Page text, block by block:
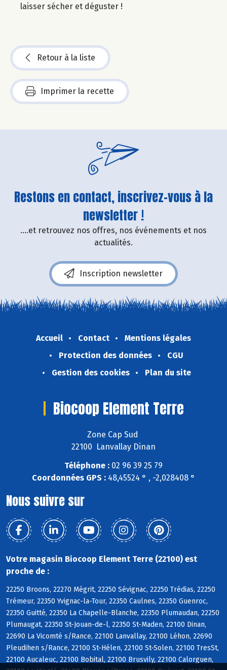
laisser sécher et déguster !
Retour à la liste
Imprimer la recette
Restons en contact, inscrivez-vous à la
newsletter !
....et retrouvez nos offres, nos événements et nos
actualités.
Inscription newsletter
Accueil Contact
Mentions légales
Protection des données
CGU
Gestion des cookies
Plan du site
Biocoop Element Terre
Zone Cap Sud
22100 Lanvallay Dinan
Téléphone : 02 96 39 25 79
Coordonnées GPS : 48,45524 ° , -2,028408 °
Nous suivre sur
Votre magasin Biocoop Element Terre (22100) est
proche de :
22250 Broons, 22270 Mégrit, 22250 Sévignac, 22250 Trédias, 22250
Trémeur, 22350 Yvignac-la-Tour, 22350 Caulnes, 22350 Guenroc,
22350 Guitté, 22350 La Chapelle-Blanche, 22350 Plumaudan, 22250
Plumaugat, 22350 St-Jouan-de-l, 22350 St-Maden, 22100 Dinan,
22690 La Vicomté s/Rance, 22100 Lanvallay, 22100 Léhon, 22690
Pleudihen s/Rance, 22100 St-Hélen, 22100 St-Solen, 22100 TresSt,
22100 Aucaleuc, 22100 Bobital, 22100 Brusvily, 22100 Calorguen,